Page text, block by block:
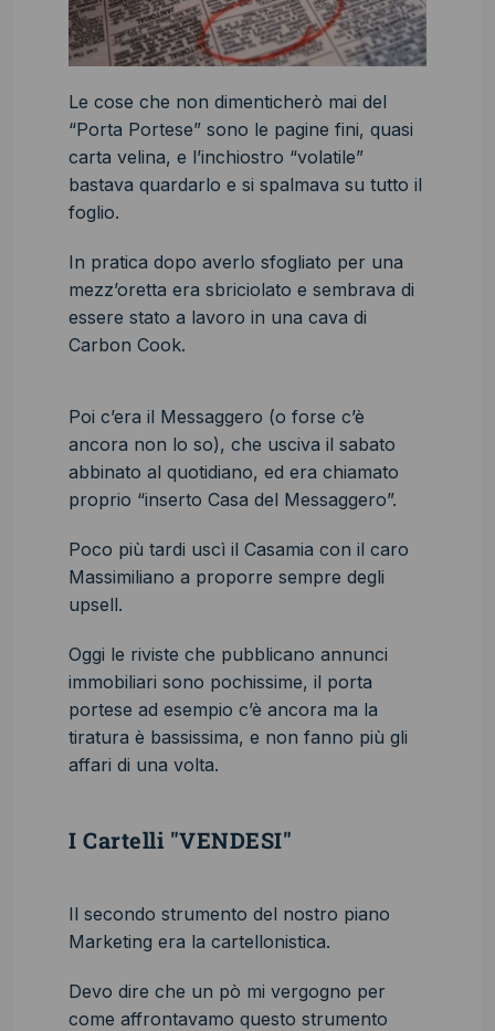
Le cose che non dimenticherò mai del
“Porta Portese” sono le pagine fini, quasi
carta velina, e l’inchiostro “volatile”
bastava quardarlo e si spalmava su tutto il
foglio.
In pratica dopo averlo sfogliato per una
mezz’oretta era sbriciolato e sembrava di
essere stato a lavoro in una cava di
Carbon Cook.
Poi c’era il Messaggero (o forse c’è
ancora non lo so), che usciva il sabato
abbinato al quotidiano, ed era chiamato
proprio “inserto Casa del Messaggero”.
Poco più tardi uscì il Casamia con il caro
Massimiliano a proporre sempre degli
upsell.
Oggi le riviste che pubblicano annunci
immobiliari sono pochissime, il porta
portese ad esempio c’è ancora ma la
tiratura è bassissima, e non fanno più gli
affari di una volta.
I Cartelli "VENDESI"
Il secondo strumento del nostro piano
Marketing era la cartellonistica.
Devo dire che un pò mi vergogno per
come affrontavamo questo strumento